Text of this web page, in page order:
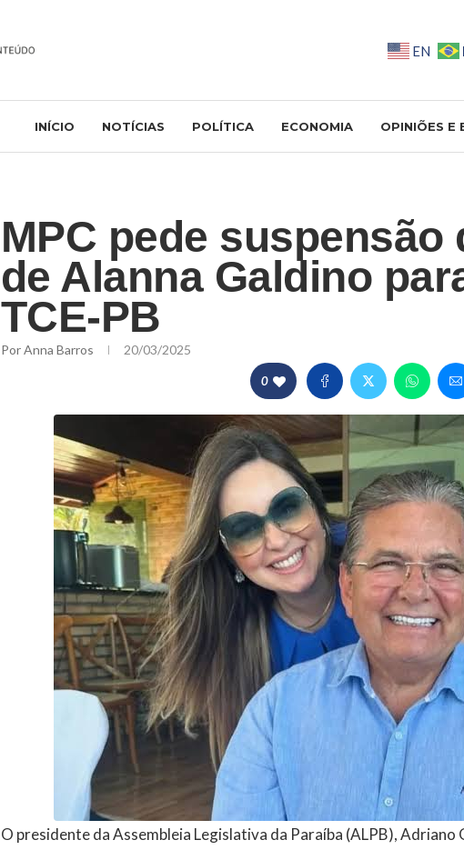
EN
INÍCIO NOTÍCIAS POLÍTICA ECONOMIA OPINIÕES E
MPC pede suspensão
de Alanna Galdino
TCE-PB
PorAnna Barros 20/03/2025
0
O presidente da Assembleia Legislativa da Paraíba (ALPB), Adriano